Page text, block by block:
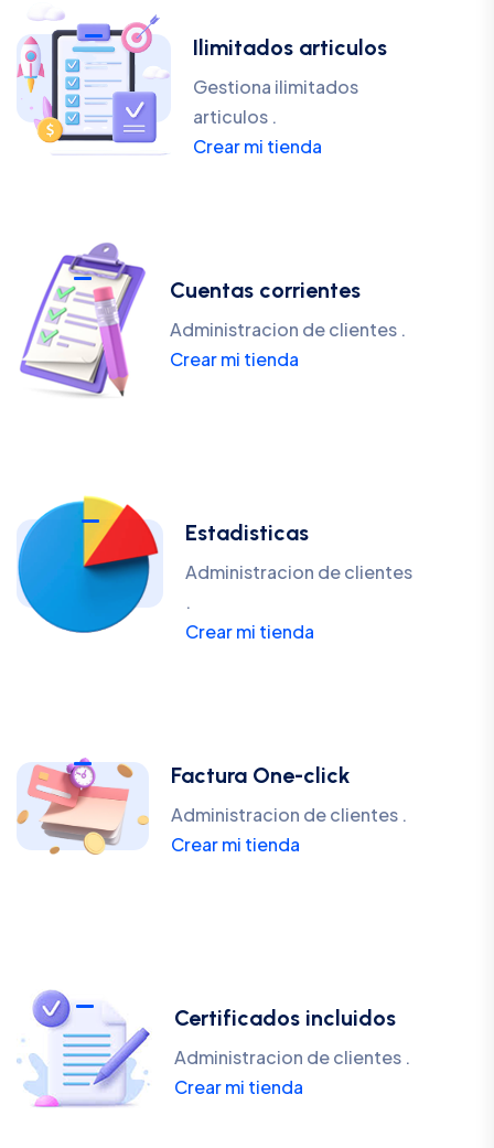
Ilimitados articulos
Gestiona ilimitados
articulos .
Crear mi tienda
Cuentas corrientes
Administracion de clientes .
Crear mi tienda
Estadisticas
Administracion de clientes
.
Crear mi tienda
Factura One-click
Administracion de clientes .
Crear mi tienda
Certificados incluidos
Administracion de clientes .
Crear mi tienda